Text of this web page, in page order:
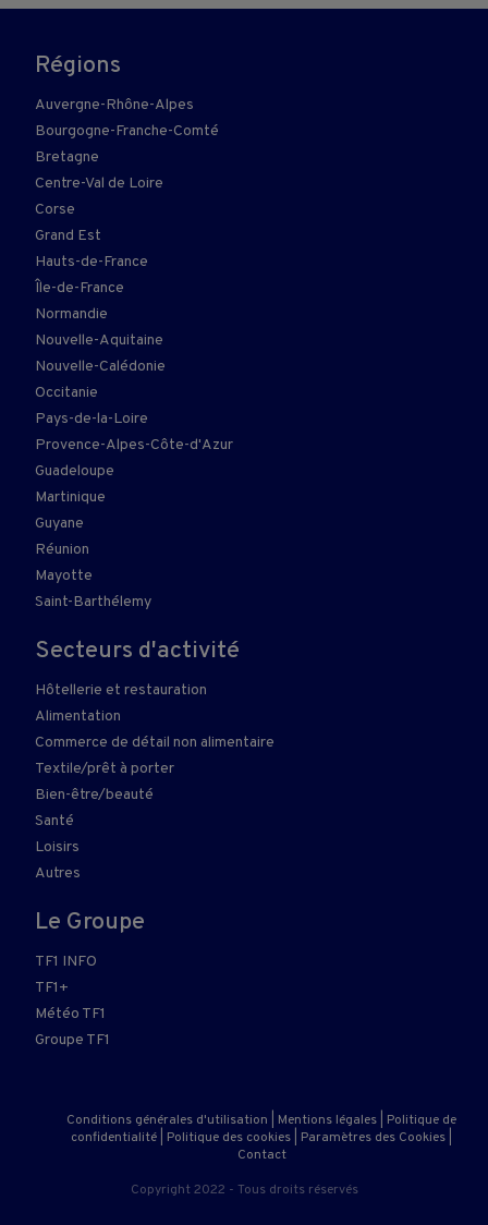
Régions
Auvergne-Rhône-Alpes
Bourgogne-Franche-Comté
Bretagne
Centre-Val de Loire
Corse
Grand Est
Hauts-de-France
Île-de-France
Normandie
Nouvelle-Aquitaine
Nouvelle-Calédonie
Occitanie
Pays-de-la-Loire
Provence-Alpes-Côte-d'Azur
Guadeloupe
Martinique
Guyane
Réunion
Mayotte
Saint-Barthélemy
Secteurs d'activité
Hôtellerie et restauration
Alimentation
Commerce de détail non alimentaire
Textile/prêt à porter
Bien-être/beauté
Santé
Loisirs
Autres
Le Groupe
TF1 INFO
TF1+
Météo TF1
Groupe TF1
Conditions générales d'utilisation Mentions légales
Politique de
confidentialité
Politique des cookies Paramètres des Cookies
Contact
Copyright 2022 - Tous droits réservés